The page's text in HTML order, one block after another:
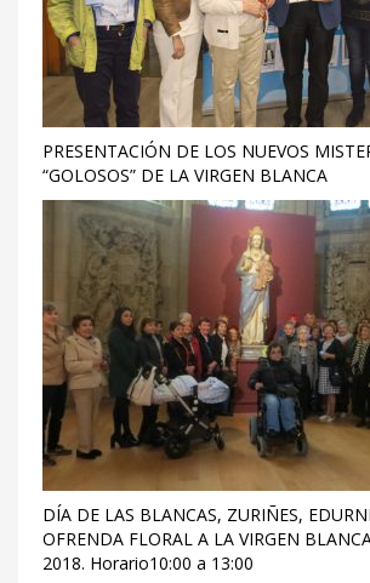
PRESENTACIÓN DE LOS NUEVOS
“GOLOSOS” DE LA VIRGEN BLANCA
DÍA DE LAS BLANCAS, ZURIÑES,
OFRENDA FLORAL A LA VIRGEN
2018. Horario10:00 a 13:00